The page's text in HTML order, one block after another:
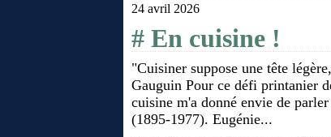
24 avril 2026
# En cuisine !
"Cuisiner suppose une tête
Gauguin Pour ce défi printanier
cuisine m'a donné envie de
(1895-1977). Eugénie...